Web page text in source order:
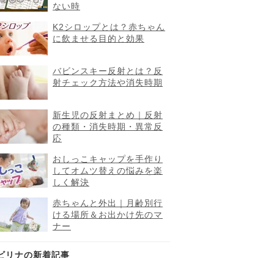
ない時
K2シロップとは？赤ちゃん
に飲ませる目的と効果
バビンスキー反射とは？反
射チェック方法や消失時期
新生児の反射まとめ｜反射
の種類・消失時期・異常反
応
おしっこキャップを手作り
してオムツ替えの悩みを楽
しく解決
赤ちゃんと外出｜月齢別行
ける場所＆お出かけ先のマ
ナー
リナの新着記事